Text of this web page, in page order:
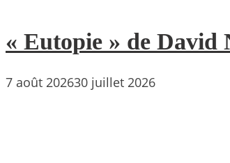
« Eutopie » de David
7 août 202630 juillet 2026